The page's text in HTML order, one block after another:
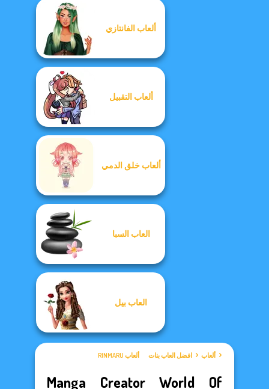
ألعاب الفانتازي
ألعاب التقبيل
ألعاب خلق الدمي
العاب السبا
العاب بيل
ألعاب افضل العاب بنات ألعاب RINMARU
Manga Creator World Of